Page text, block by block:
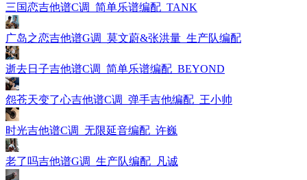
三国恋吉他谱C调_简单乐谱编配_TANK
广岛之恋吉他谱G调_莫文蔚&张洪量_生产队编配
逝去日子吉他谱C调_简单乐谱编配_BEYOND
怨苍天变了心吉他谱C调_弹手吉他编配_王小帅
时光吉他谱C调_无限延音编配_许巍
老了吗吉他谱G调_生产队编配_凡诚